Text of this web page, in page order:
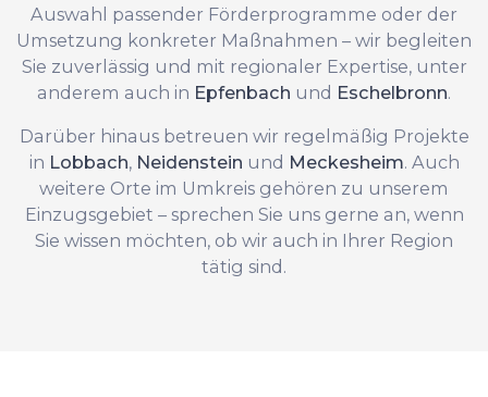
Auswahl passender Förderprogramme oder der
Umsetzung konkreter Maßnahmen – wir begleiten
Sie zuverlässig und mit regionaler Expertise, unter
anderem auch in Epfenbach und Eschelbronn.
Darüber hinaus betreuen wir regelmäßig Projekte
in Lobbach, Neidenstein und Meckesheim. Auch
weitere Orte im Umkreis gehören zu unserem
Einzugsgebiet – sprechen Sie uns gerne an, wenn
Sie wissen möchten, ob wir auch in Ihrer Region
tätig sind.